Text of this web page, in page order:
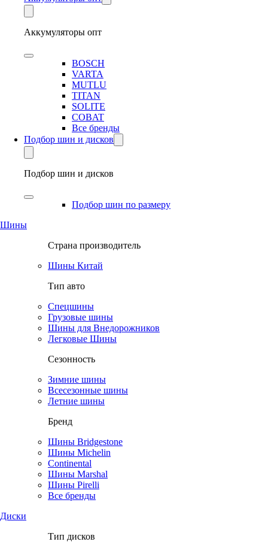
Аккумуляторы опт
BOSCH
VARTA
MUTLU
TITAN
SOLITE
COBAT
Все бренды
Подбор шин и дисков
Подбор шин и дисков
Подбор шин по размеру
Шины
Страна производитель
Шины Китай
Тип авто
Спецшины
Грузовые шины
Шины для Внедорожников
Легковые Шины
Сезонность
Зимние шины
Всесезонные шины
Летние шины
Бренд
Шины Bridgestone
Шины Michelin
Continental
Шины Marshal
Шины Pirelli
Все бренды
Диски
Тип дисков